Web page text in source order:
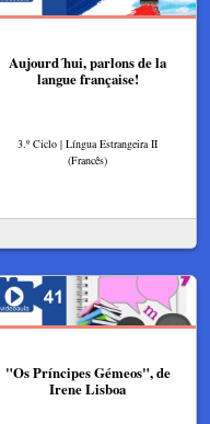
​Aujourd´hui, parlons de la
langue française!
3.º Ciclo | Língua Estrangeira II
(Francês)
"Os Príncipes Gémeos", de
Irene Lisboa